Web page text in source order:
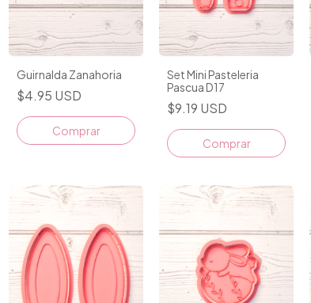
Guirnalda Zanahoria
$4.95 USD
Comprar
Set Mini Pasteleria
Pascua D17
$9.19 USD